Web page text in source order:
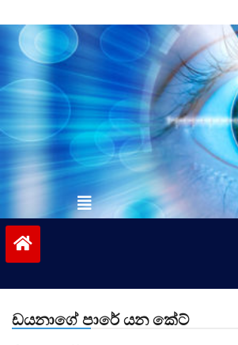
to
contentvinivida.lk
ඩයනාගේ පාරේ යන කේට්